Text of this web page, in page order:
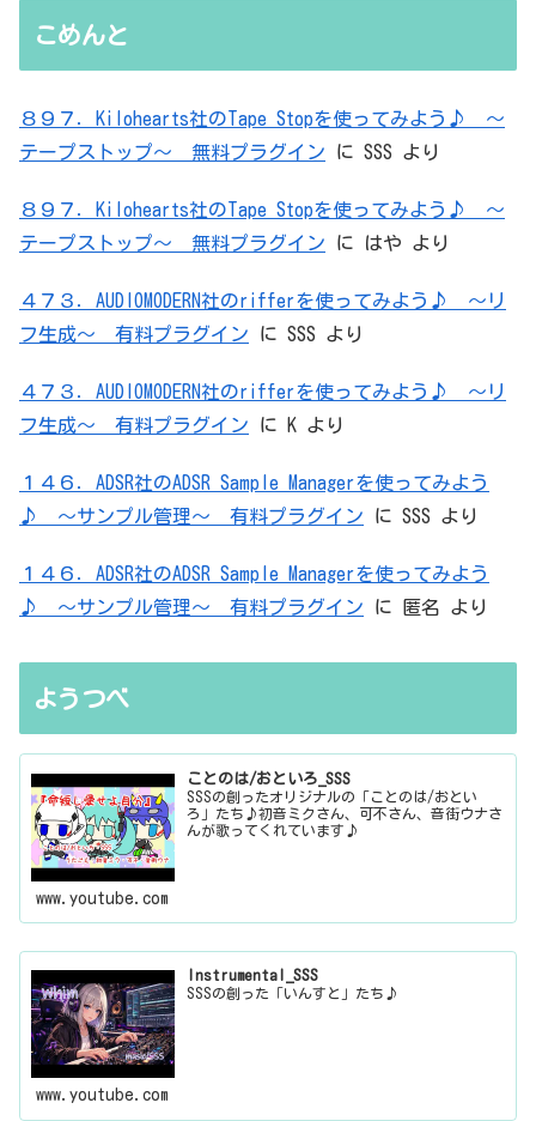
こめんと
８９７．Kilohearts社のTape Stopを使ってみよう♪ ～
テープストップ～ 無料プラグイン に SSS より
８９７．Kilohearts社のTape Stopを使ってみよう♪ ～
テープストップ～ 無料プラグイン に はや より
４７３．AUDIOMODERN社のrifferを使ってみよう♪ ～リ
フ生成～ 有料プラグイン に SSS より
４７３．AUDIOMODERN社のrifferを使ってみよう♪ ～リ
フ生成～ 有料プラグイン に K より
１４６．ADSR社のADSR Sample Managerを使ってみよう
♪ ～サンプル管理～ 有料プラグイン に SSS より
１４６．ADSR社のADSR Sample Managerを使ってみよう
♪ ～サンプル管理～ 有料プラグイン に 匿名 より
ようつべ
ことのは/おといろ_SSS
SSSの創ったオリジナルの「ことのは/おとい
ろ」たち♪初音ミクさん、可不さん、音街ウナさ
んが歌ってくれています♪
www.youtube.com
Instrumental_SSS
SSSの創った「いんすと」たち♪
www.youtube.com